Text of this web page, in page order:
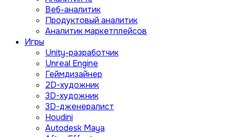
Веб-аналитик
Продуктовый аналитик
Аналитик маркетплейсов
Игры
Unity-разработчик
Unreal Engine
Геймдизайнер
2D-художник
3D-художник
3D-дженералист
Houdini
Autodesk Maya